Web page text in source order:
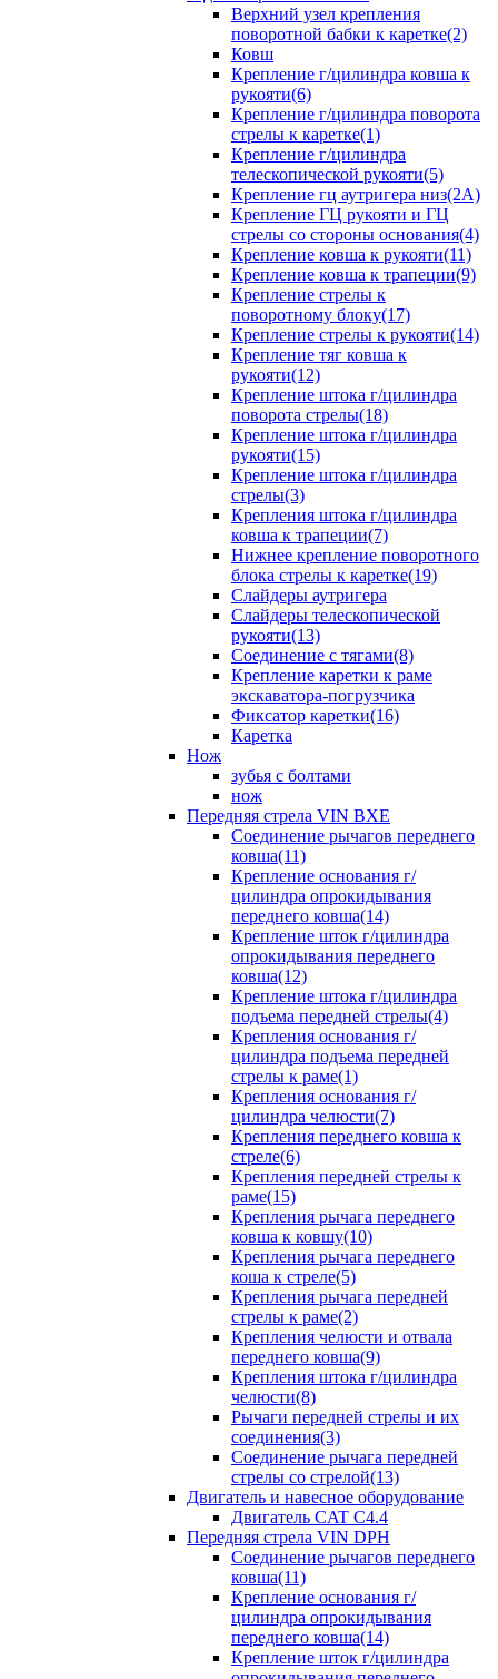
Верхний узел крепления
поворотной бабки к каретке(2)
Ковш
Крепление г/цилиндра ковша к
рукояти(6)
Крепление г/цилиндра поворота
стрелы к каретке(1)
Крепление г/цилиндра
телескопической рукояти(5)
Крепление гц аутригера низ(2А)
Крепление ГЦ рукояти и ГЦ
стрелы со стороны основания(4)
Крепление ковша к рукояти(11)
Крепление ковша к трапеции(9)
Крепление стрелы к
поворотному блоку(17)
Крепление стрелы к рукояти(14)
Крепление тяг ковша к
рукояти(12)
Крепление штока г/цилиндра
поворота стрелы(18)
Крепление штока г/цилиндра
рукояти(15)
Крепление штока г/цилиндра
стрелы(3)
Крепления штока г/цилиндра
ковша к трапеции(7)
Нижнее крепление поворотного
блока стрелы к каретке(19)
Слайдеры аутригера
Слайдеры телескопической
рукояти(13)
Соединение с тягами(8)
Крепление каретки к раме
экскаватора-погрузчика
Фиксатор каретки(16)
Каретка
Нож
зубья с болтами
нож
Передняя стрела VIN BXE
Cоединение рычагов переднего
ковша(11)
Крепление основания г/
цилиндра опрокидывания
переднего ковша(14)
Крепление шток г/цилиндра
опрокидывания переднего
ковша(12)
Крепление штока г/цилиндра
подъема передней стрелы(4)
Крепления основания г/
цилиндра подъема передней
стрелы к раме(1)
Крепления основания г/
цилиндра челюсти(7)
Крепления переднего ковша к
стреле(6)
Крепления передней стрелы к
раме(15)
Крепления рычага переднего
ковша к ковшу(10)
Крепления рычага переднего
коша к стреле(5)
Крепления рычага передней
стрелы к раме(2)
Крепления челюсти и отвала
переднего ковша(9)
Крепления штока г/цилиндра
челюсти(8)
Рычаги передней стрелы и их
соединения(3)
Соединение рычага передней
стрелы со стрелой(13)
Двигатель и навесное оборудование
Двигатель CAT C4.4
Передняя стрела VIN DPH
Cоединение рычагов переднего
ковша(11)
Крепление основания г/
цилиндра опрокидывания
переднего ковша(14)
Крепление шток г/цилиндра